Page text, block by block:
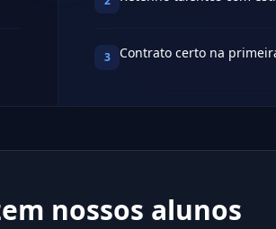
3 Contrato certo na
nossos alunos